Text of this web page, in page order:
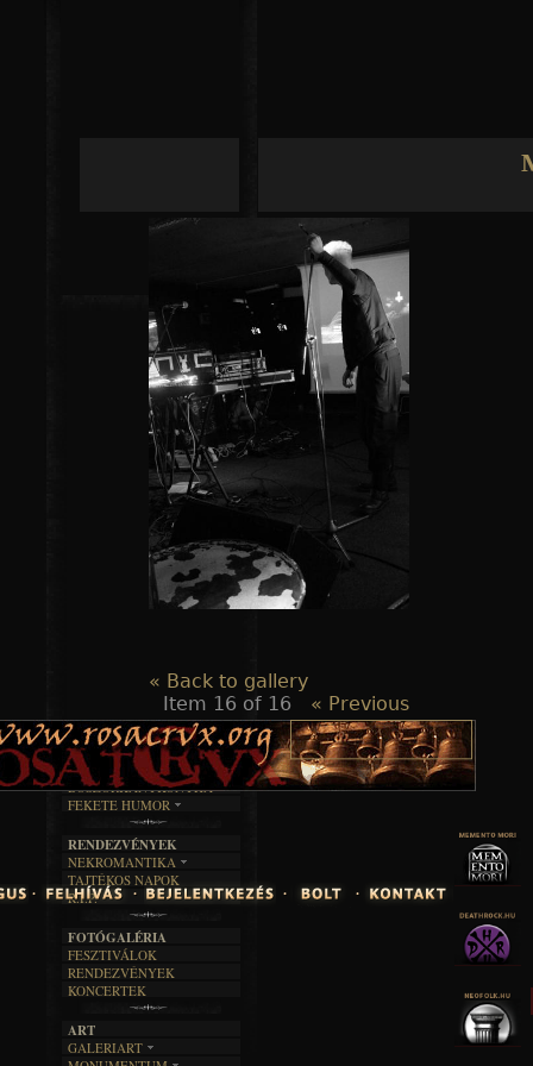
« Back to gallery
Item 16 of 16
« Previous
TAJTÉKOS LAPOK
ZENE
EGYÜTTESEK
INTERJÚK
FORDÍTÁSOK
DALSZÖVEGEK
ÍRÁSOK
IRODALOM
FILM
ÍRÁSTÖRTÉNET
BOSZORKÁNYKONYHA
FEKETE HUMOR
SZÖVEGES
RENDEZVÉNYEK
NEKROMANTIKA
AKTUÁLIS
A MÚLT
TAJTÉKOS NAPOK
R.I.P.
FOTÓGALÉRIA
FESZTIVÁLOK
RENDEZVÉNYEK
KONCERTEK
ART
GALERIART